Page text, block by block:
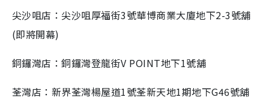
尖沙咀店：尖沙咀厚福街3號華博商業大廈地下2-3號舖
(即將開幕)
銅鑼灣店：銅鑼灣登龍街V POINT地下1號舖
荃灣店：新界荃灣楊屋道1號荃新天地1期地下G46號舖